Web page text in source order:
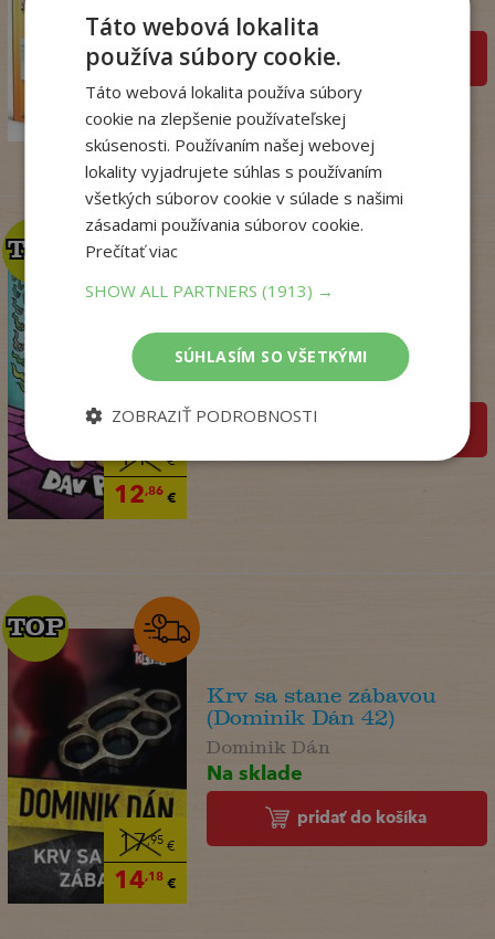
7,95€
Na sklade
pridať do košíka
14 €
12,86€
TOP
TOP
Dav Pilkey
Na sklade
pridať do košíka
17,95€
14,18€
TOP
TOP
Krv sa stane zábavou
(Dominik Dán 42)
Dominik Dán
Na sklade
pridať do košíka
Táto webová lokalita
používa súbory cookie.
Táto webová lokalita používa súbory
cookie na zlepšenie používateľskej
skúsenosti. Používaním našej webovej
lokality vyjadrujete súhlas s používaním
všetkých súborov cookie v súlade s našimi
zásadami používania súborov cookie.
Prečítať viac
SHOW ALL PARTNERS(1913) →
SÚHLASÍM SO VŠETKÝMI
ZOBRAZIŤ PODROBNOSTI